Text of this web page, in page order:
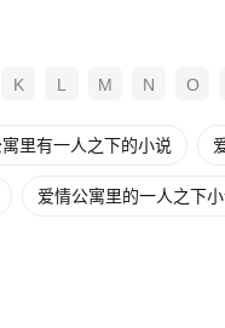
K L M N O
里有一人之下的小说
爱情公寓里的一人之下